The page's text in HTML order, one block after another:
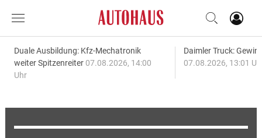
Duale Ausbildung: Kfz-Mechatronik
weiter Spitzenreiter 07.08.2026, 14:00
Uhr
Daimler Truck:
07.08.2026, 13:01